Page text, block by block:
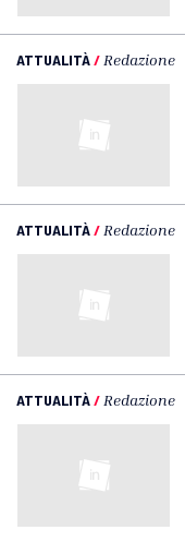
ATTUALITÀ/ Redazione
ATTUALITÀ/ Redazione
ATTUALITÀ/ Redazione